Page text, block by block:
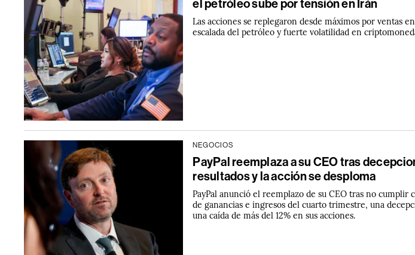
el petróleo sube por tensión en Irán
Las acciones se replegaron desde máximos por ventas
escalada del petróleo y fuerte volatilidad en
NEGOCIOS
PayPal reemplaza a su CEO tras
resultados y la acción se desploma
PayPal anunció el reemplazo de su CEO tras no cumplir
de ganancias e ingresos del cuarto trimestre, una
una caída de más del 12% en sus acciones.